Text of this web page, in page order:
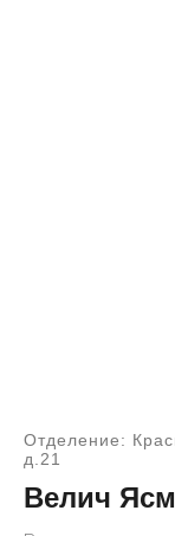
Отделение:
д.21
Велич